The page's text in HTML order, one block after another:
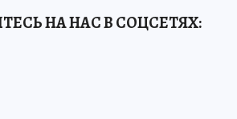
НА НАС В СОЦСЕТЯХ: